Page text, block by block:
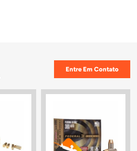
Entre Em Contato